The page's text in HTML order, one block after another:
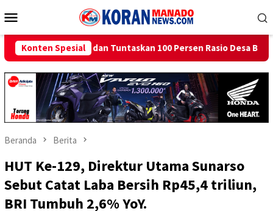
ke
Mobile
Konten Spesial
100 Persen Rasio Desa Berlistrik Provinsi Gorontalo
Beranda Berita
HUT Ke-129, Direktur Utama Sunarso
Sebut Catat Laba Bersih Rp45,4 triliun,
BRI Tumbuh 2,6% YoY.